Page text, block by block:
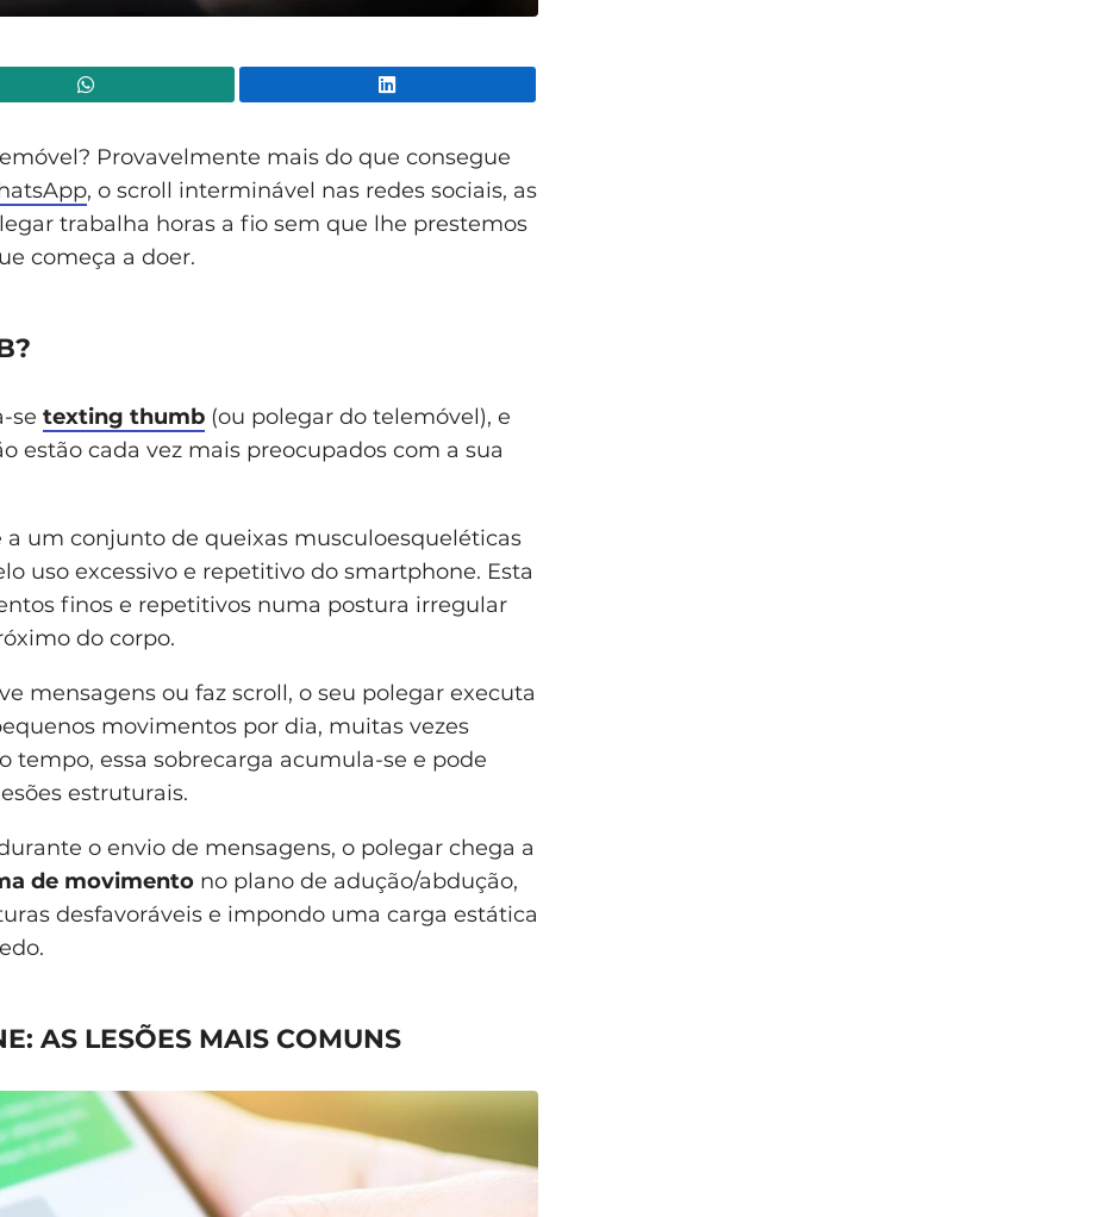
Provavelmente mais do que consegue
, o scroll interminável nas redes sociais, as
trabalha horas a fio sem que lhe prestemos
começa a doer.
se texting thumb (ou polegar do telemóvel), e
estão cada vez mais preocupados com a sua
a um conjunto de queixas musculoesqueléticas
uso excessivo e repetitivo do smartphone. Esta
finos e repetitivos numa postura irregular
do corpo.
mensagens ou faz scroll, o seu polegar executa
movimentos por dia, muitas vezes
tempo, essa sobrecarga acumula-se e pode
estruturais.
o envio de mensagens, o polegar chega a
de movimento no plano de adução/abdução,
desfavoráveis e impondo uma carga estática
AS LESÕES MAIS COMUNS